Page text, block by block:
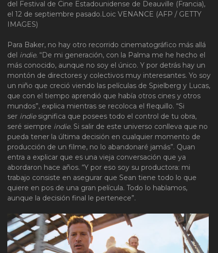
del Festival de Cine Estadounidense de Deauville (Francia),
el 12 de septiembre pasado. Loic VENANCE (AFP / GETTY
IMAGES)
Para Baker, no hay otro recorrido cinematográfico más allá
del indie. “De mi generación, con la Palma me he hecho el
más conocido, aunque no soy el único. Y por detrás hay un
montón de directores y colectivos muy interesantes. Yo soy
un niño que creció viendo las películas de Spielberg y Lucas,
que con el tiempo aprendió que había otros cines y otros
mundos”, explica mientras se recoloca el flequillo. “Si
ser indiesignifica que posees todo el control de tu obra,
seré siempre indie. Si salir de este universo conlleva que no
pueda tener la última decisión en cualquier momento de
producción de un filme, no lo abandonaré jamás”. Quan
entra a explicar que es una vieja conversación que ya
abordaron hace años. “Y por eso soy su productora: mi
trabajo consiste en asegurar que Sean tiene todo lo que
quiere en pos de una gran película. Todo lo hablamos,
aunque la decisión final le pertenece”.